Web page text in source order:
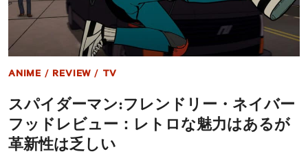
足
を
引
張
ら
ュ
ー：
欠
る
メ
デ
ィ
ANIME / REVIEW / TV
スパイダーマン:フレンドリー・ネイバー
フッドレビュー：レトロな魅力はあるが
革新性は乏しい